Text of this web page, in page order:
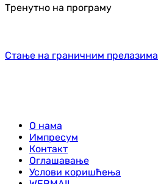
Тренутно на програму
Стање на граничним прелазима
О нама
Импресум
Контакт
Оглашавање
Услови коришћења